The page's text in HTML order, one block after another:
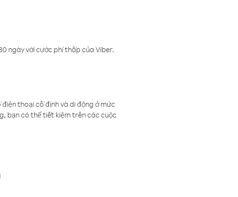
ngày với cước phí thấp của Viber.
thoại cố định và di động ở mức
bạn có thể tiết kiệm trên các cuộc